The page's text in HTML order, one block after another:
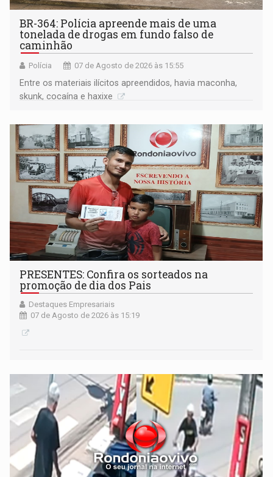
BR-364: Polícia apreende mais de uma
tonelada de drogas em fundo falso de
caminhão
Polícia 07 de Agosto de 2026 às 15:55
Entre os materiais ilícitos apreendidos, havia maconha,
skunk, cocaína e haxixe
PRESENTES: Confira os sorteados na
promoção de dia dos Pais
Destaques Empresariais
07 de Agosto de 2026 às 15:19